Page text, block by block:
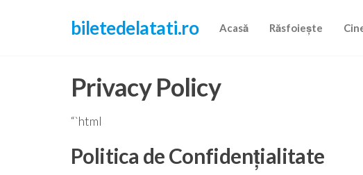
biletedelatati.ro Acasă Răsfoiește
Privacy Policy
“`html
Politica de Confidențialitate